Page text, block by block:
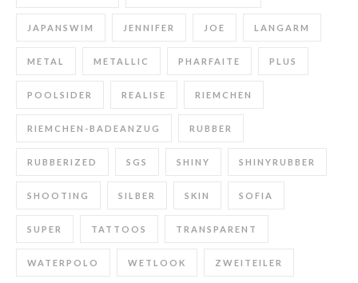
JAPANSWIM JENNIFER JOE LANGARM
METAL METALLIC PHARFAITE PLUS
POOLSIDER REALISE RIEMCHEN
RIEMCHEN-BADEANZUG RUBBER
RUBBERIZED SGS SHINY SHINYRUBBER
SHOOTING SILBER SKIN SOFIA
SUPER TATTOOS TRANSPARENT
WATERPOLO WETLOOK ZWEITEILER